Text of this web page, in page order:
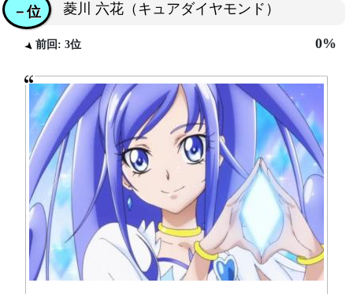
菱川 六花（キュアダイヤモンド）
－位
前回: 3位 0%